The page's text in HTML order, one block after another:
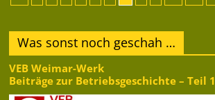
Was sonst noch geschah …
VEB Weimar-Werk
Beiträge zur Betriebsgeschichte – Teil 1